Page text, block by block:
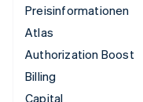
Preisinformationen
Atlas
Authorization Boost
Billing
Capital